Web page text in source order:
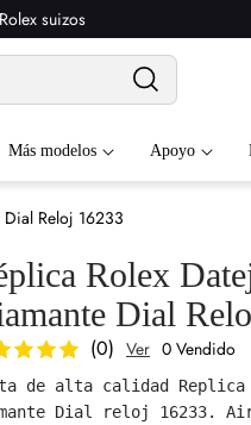
suizos
Más modelos Apoyo
Reloj 16233
Rolex
Dial
(0) Ver 0 Vendido
de alta calidad Replica
Dial reloj 16233.